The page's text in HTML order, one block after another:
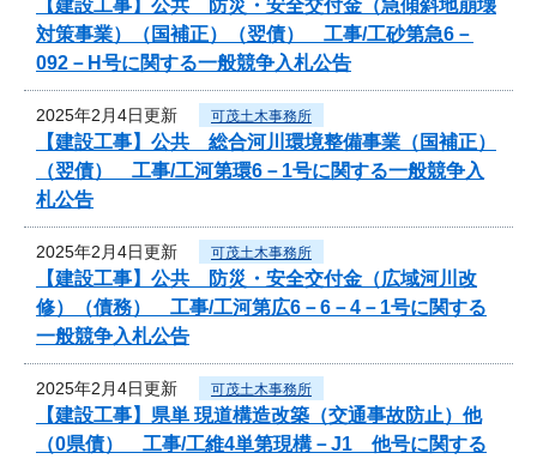
【建設工事】公共 防災・安全交付金（急傾斜地崩壊
対策事業）（国補正）（翌債） 工事/工砂第急6－
092－H号に関する一般競争入札公告
2025年2月4日更新 可茂土木事務所
【建設工事】公共 総合河川環境整備事業（国補正）
（翌債） 工事/工河第環6－1号に関する一般競争入
札公告
2025年2月4日更新 可茂土木事務所
【建設工事】公共 防災・安全交付金（広域河川改
修）（債務） 工事/工河第広6－6－4－1号に関する
一般競争入札公告
2025年2月4日更新 可茂土木事務所
【建設工事】県単 現道構造改築（交通事故防止）他
（0県債） 工事/工維4単第現構－J1 他号に関する